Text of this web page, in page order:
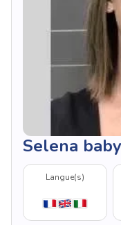
Selena
Langue(s)